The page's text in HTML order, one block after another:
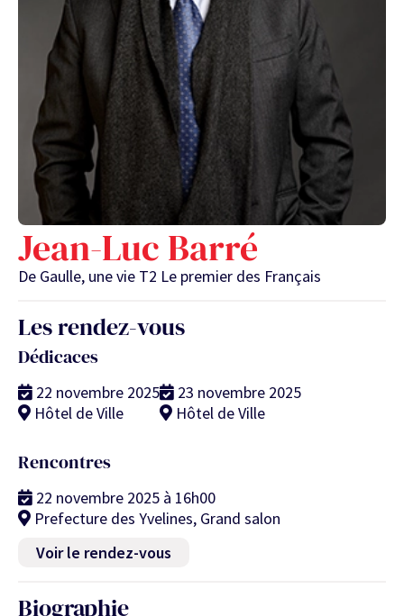
Jean-Luc Barré
De Gaulle, une vie T2 Le premier des Français
Les rendez-vous
Dédicaces
22 novembre 2025
Hôtel de Ville
23 novembre 2025
Hôtel de Ville
Rencontres
22 novembre 2025 à 16h00
Prefecture des Yvelines, Grand salon
Voir le rendez-vous
Biographie